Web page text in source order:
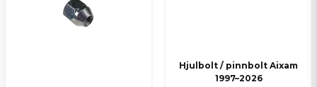
Hjulbolt / pinnbolt Aixam
1997–2026